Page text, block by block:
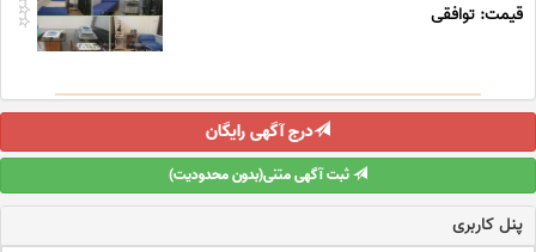
قیمت: توافقی
درج آگهی رایگان
ثبت آگهی متنی(بدون محدودیت)
پنل کاربری